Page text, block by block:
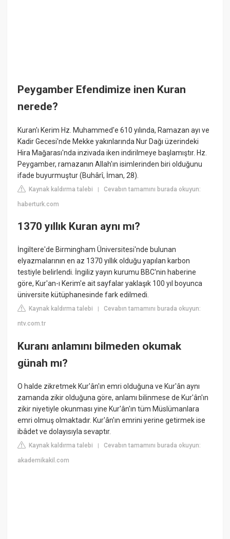
Peygamber Efendimize inen Kuran
nerede?
Kuran'ı Kerim Hz. Muhammed'e 610 yılında, Ramazan ayı ve
Kadir Gecesi'nde Mekke yakınlarında Nur Dağı üzerindeki
Hira Mağarası'nda inzivada iken indirilmeye başlamıştır. Hz.
Peygamber, ramazanın Allah'ın isimlerinden biri olduğunu
ifade buyurmuştur (Buhârî, İman, 28).
Kaynak kaldırma talebi |Cevabın tamamını burada okuyun:
haberturk.com
1370 yıllık Kuran aynı mı?
İngiltere'de Birmingham Üniversitesi'nde bulunan
elyazmalarının en az 1370 yıllık olduğu yapılan karbon
testiyle belirlendi. İngiliz yayın kurumu BBC'nin haberine
göre, Kur'an-ı Kerim'e ait sayfalar yaklaşık 100 yıl boyunca
üniversite kütüphanesinde fark edilmedi.
Kaynak kaldırma talebi |Cevabın tamamını burada okuyun:
ntv.com.tr
Kuranı anlamını bilmeden okumak
günah mı?
O halde zikretmek Kur'ân'ın emri olduğuna ve Kur'ân aynı
zamanda zikir olduğuna göre, anlamı bilinmese de Kur'ân'ın
zikir niyetiyle okunması yine Kur'ân'ın tüm Müslümanlara
emri olmuş olmaktadır. Kur'ân'ın emrini yerine getirmek ise
ibâdet ve dolayısıyla sevaptır.
Kaynak kaldırma talebi |Cevabın tamamını burada okuyun:
akademikakil.com